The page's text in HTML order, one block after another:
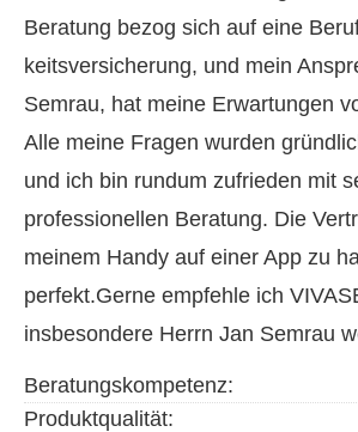
Beratung bezog sich auf eine
keitsversicherung, und mein
Semrau, hat meine Erwartungen
Alle meine Fragen wurden
und ich bin rundum zufrieden mit
professionellen Beratung. Die
meinem Handy auf einer App zu
perfekt.Gerne empfehle ich
insbesondere Herrn Jan Semrau
Beratungskompetenz:
Produktqualität: